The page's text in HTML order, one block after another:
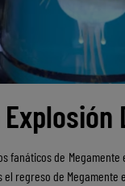
fanáticos de
regreso de Megamente